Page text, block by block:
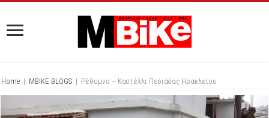
Home | MBIKE BLOGS | Ρέθυμνο – Καστέλλι Πεδιάδας Ηρακλείου